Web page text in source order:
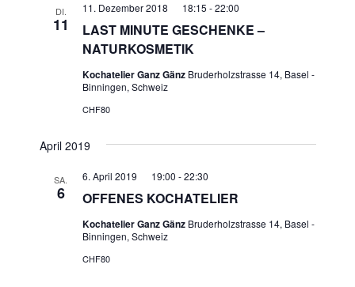
DI.
11
LAST MINUTE GESCHENKE –
NATURKOSMETIK
11. Dezember 2018 18:15 -22:00
Kochatelier Ganz Gänz Bruderholzstrasse 14, Basel -
Binningen, Schweiz
CHF80
April 2019
SA.
6 OFFENES KOCHATELIER
6. April 2019 19:00 -22:30
Kochatelier Ganz Gänz Bruderholzstrasse 14, Basel -
Binningen, Schweiz
CHF80